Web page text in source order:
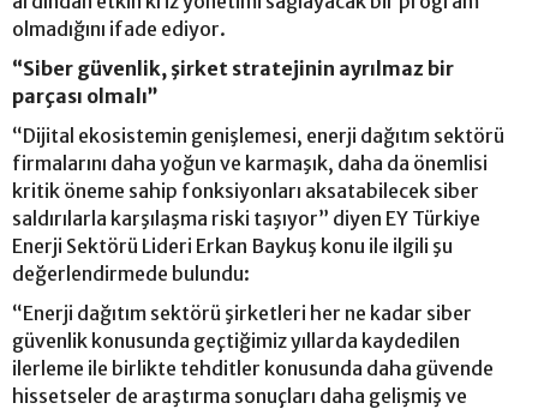
olmadığını ifade ediyor.
“Siber güvenlik, şirket stratejinin ayrılmaz bir
parçası olmalı”
“Dijital ekosistemin genişlemesi, enerji dağıtım sektörü
firmalarını daha yoğun ve karmaşık, daha da önemlisi
kritik öneme sahip fonksiyonları aksatabilecek siber
saldırılarla karşılaşma riski taşıyor” diyen EY Türkiye
Enerji Sektörü Lideri Erkan Baykuş konu ile ilgili şu
değerlendirmede bulundu:
“Enerji dağıtım sektörü şirketleri her ne kadar siber
güvenlik konusunda geçtiğimiz yıllarda kaydedilen
ilerleme ile birlikte tehditler konusunda daha güvende
hissetseler de araştırma sonuçları daha gelişmiş ve